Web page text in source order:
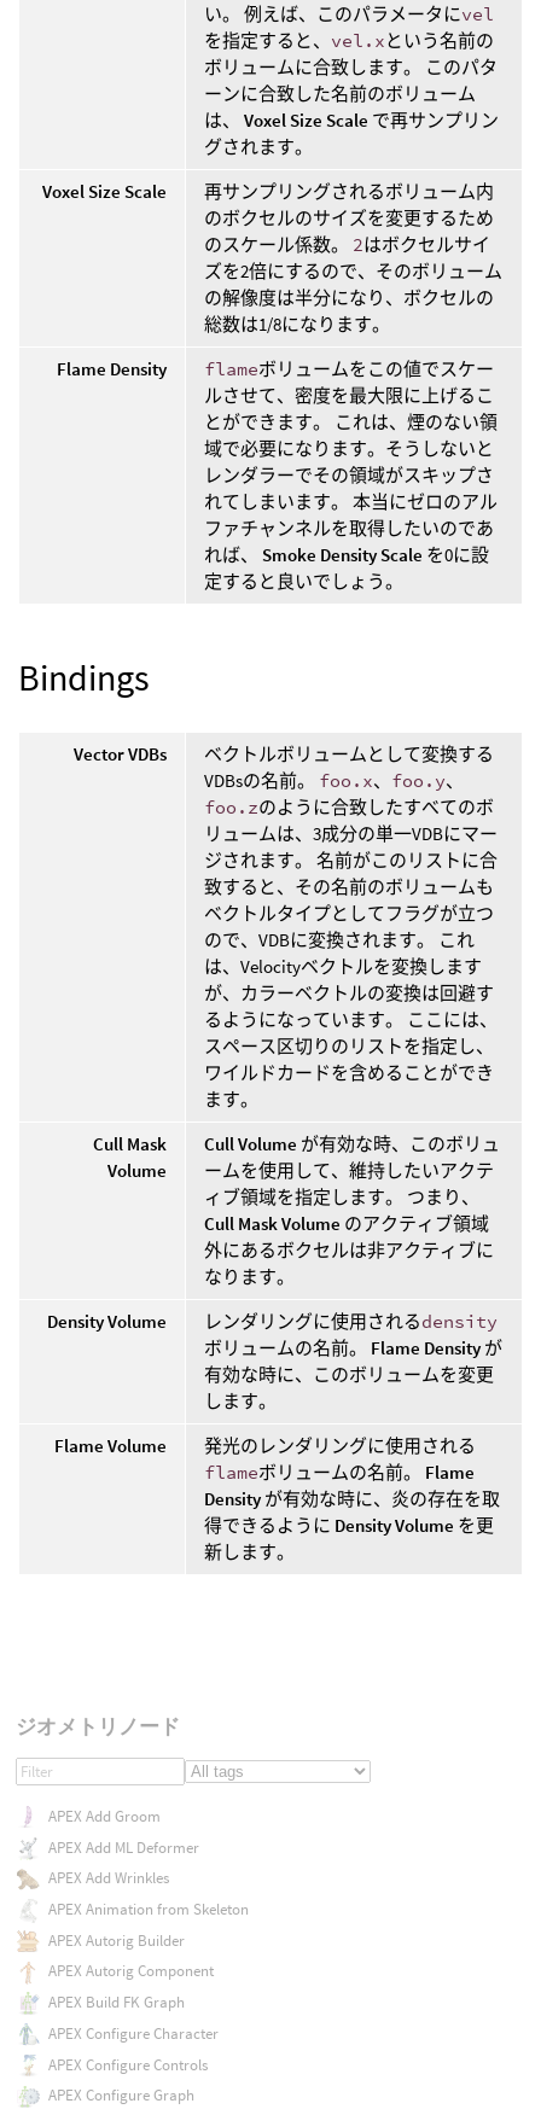
い。 例えば、このパラメータにvel
を指定すると、 vel.xという名前の
ボリュームに合致します。 このパタ
ーンに合致した名前のボリューム
は、 Voxel Size Scale で再サンプリン
グされます。
Voxel Size Scale
再サンプリングされるボリューム内
のボクセルのサイズを変更するため
のスケール係数。 2はボクセルサイ
ズを2倍にするので、そのボリューム
の解像度は半分になり、ボクセルの
総数は1/8になります。
Flame Density
flameボリュームをこの値でスケー
ルさせて、密度を最大限に上げるこ
とができます。 これは、煙のない領
域で必要になります。そうしないと
レンダラーでその領域がスキップさ
れてしまいます。 本当にゼロのアル
ファチャンネルを取得したいのであ
れば、 Smoke Density Scale を0に設
定すると良いでしょう。
Bindings
Vector VDBs
ベクトルボリュームとして変換する
VDBsの名前。 foo.x、 foo.y、
foo.zのように合致したすべてのボ
リュームは、3成分の単一VDBにマー
ジされます。 名前がこのリストに合
致すると、その名前のボリュームも
ベクトルタイプとしてフラグが立つ
ので、VDBに変換されます。 これ
は、Velocityベクトルを変換します
が、カラーベクトルの変換は回避す
るようになっています。 ここには、
スペース区切りのリストを指定し、
ワイルドカードを含めることができ
ます。
Cull Mask
Volume
Cull Volume が有効な時、このボリュ
ームを使用して、維持したいアクテ
ィブ領域を指定します。 つまり、
Cull Mask Volume のアクティブ領域
外にあるボクセルは非アクティブに
なります。
Density Volume
レンダリングに使用されるdensity
ボリュームの名前。 Flame Density が
有効な時に、このボリュームを変更
します。
Flame Volume
発光のレンダリングに使用される
flameボリュームの名前。 Flame
Density が有効な時に、炎の存在を取
得できるように Density Volume を更
新します。
ジオメトリノード
APEX Add Groom
APEX Add ML Deformer
APEX Add Wrinkles
APEX Animation from Skeleton
APEX Autorig Builder
APEX Autorig Component
APEX Build FK Graph
APEX Configure Character
APEX Configure Controls
APEX Configure Graph